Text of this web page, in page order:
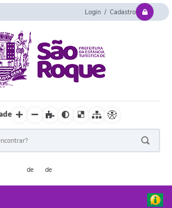
Login / Cadastro